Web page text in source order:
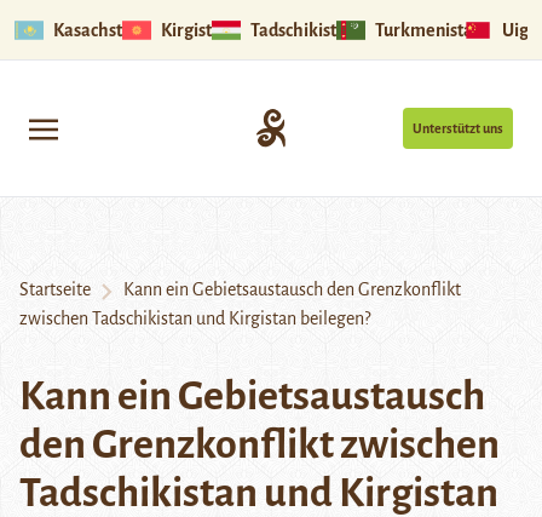
Kasachstan Kirgistan Tadschikistan Turkmenistan
Unterstützt uns
Startseite
Kann ein Gebietsaustausch den Grenzkonflikt
zwischen Tadschikistan und Kirgistan beilegen?
Kann ein Gebietsaustausch
den Grenzkonflikt zwischen
Tadschikistan und Kirgistan